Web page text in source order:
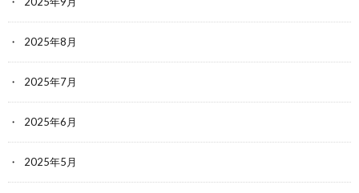
2025年8月
2025年7月
2025年6月
2025年5月